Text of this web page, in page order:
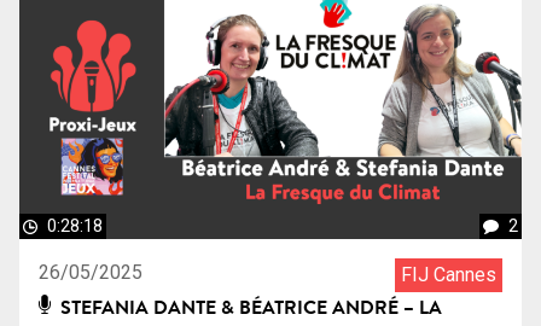
0:28:18 2
26/05/2025 FIJ Cannes
STEFANIA DANTE & BÉATRICE ANDRÉ – LA